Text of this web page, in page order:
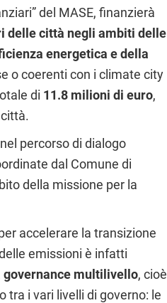
del MASE, finanzierà
delle città negli ambiti delle
energetica e della
o coerenti con i climate city
di 11.8 milioni di euro,
percorso di dialogo
dal Comune di
della missione per la
accelerare la transizione
emissioni è infatti
governance multilivello, cioè
tra i vari livelli di governo: le